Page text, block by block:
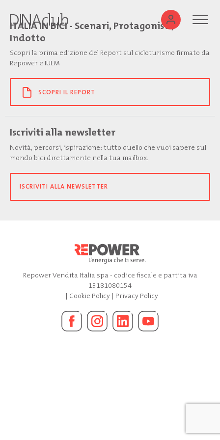
ITALIA IN BICI - Scenari, Protagonisti,
Indotto
Scopri la prima edizione del Report sul cicloturismo firmato da
Repower e IULM
SCOPRI IL REPORT
Iscriviti alla newsletter
Novità, percorsi, ispirazione: tutto quello che vuoi sapere sul
mondo bici direttamente nella tua mailbox.
ISCRIVITI ALLA NEWSLETTER
Repower Vendita Italia spa - codice fiscale e partita iva
13181080154
| Cookie Policy| Privacy Policy